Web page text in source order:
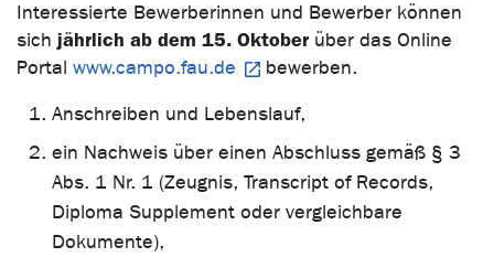
Interessierte Bewerberinnen und Bewerber können
sich jährlich ab dem 15. Oktober über das Online
Portal www.campo.fau.de
bewerben.
Anschreiben und Lebenslauf,
ein Nachweis über einen Abschluss gemäß § 3
Abs. 1 Nr. 1 (Zeugnis, Transcript of Records,
Diploma Supplement oder vergleichbare
Dokumente),